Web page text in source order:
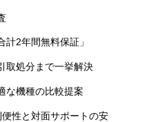
2年間無料保証」
取処分まで一挙解決
な機種の比較提案
性と対面サポートの安